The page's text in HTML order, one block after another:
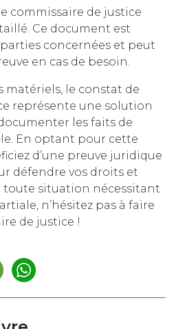
commissaire de justice
Ce document est
concernées et peut
en cas de besoin.
matériels, le constat de
représente une solution
les faits de
En optant pour cette
d’une preuve juridique
défendre vos droits et
toute situation nécessitant
n’hésitez pas à faire
de justice !